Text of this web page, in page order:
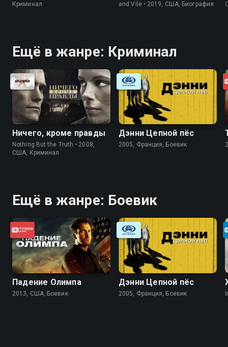
Криминал
and Vile • 2019, США, Биография
Ещё в жанре: Криминал
Ничего, кроме правды
Nothing But the Truth • 2008,
США, Криминал
Дэнни Цепной пёс
2005, Франция, Боевик
Ещё в жанре: Боевик
Падение Олимпа
2013, США, Боевик
Дэнни Цепной пёс
2005, Франция, Боевик